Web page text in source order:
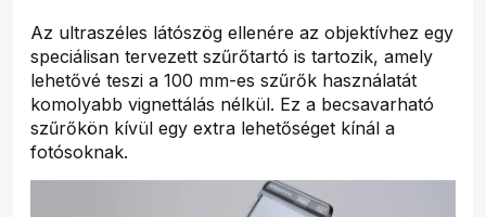
Az ultraszéles látószög ellenére az objektívhez egy
speciálisan tervezett szűrőtartó is tartozik, amely
lehetővé teszi a 100 mm-es szűrők használatát
komolyabb vignettálás nélkül. Ez a becsavarható
szűrőkön kívül egy extra lehetőséget kínál a
fotósoknak.